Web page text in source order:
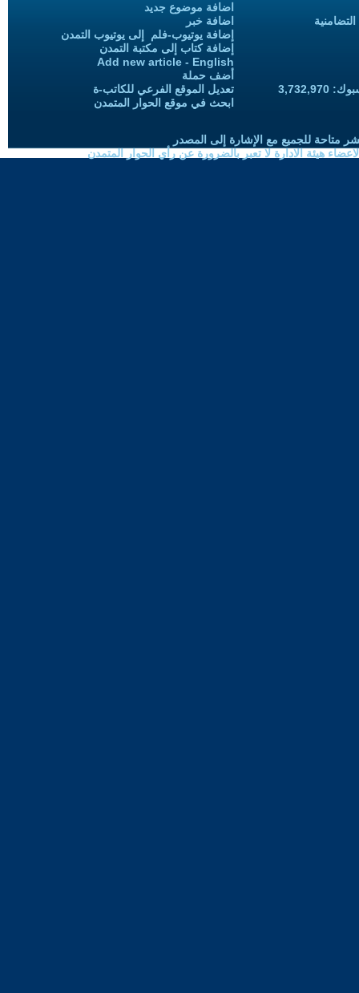
اضافة موضوع جديد
اضافة خبر
إضافة يوتيوب-فلم إلى يوتيوب التمدن
إضافة كتاب إلى مكتبة التمدن
Add new article - English
أضف حملة
تعديل الموقع الفرعي للكاتب-ة
ابحث في موقع الحوار المتمدن
متاحة للجميع مع الإشارة إلى المصدر
هيئة الادارة لا تعبر بالضرورة عن رأي الحوار المتمدن